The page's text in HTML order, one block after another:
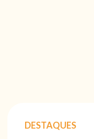
DESTAQUES